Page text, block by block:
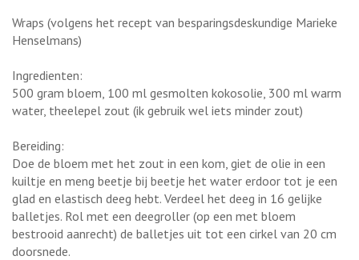
Wraps (volgens het recept van besparingsdeskundige Marieke
Henselmans)
Ingredienten:
500 gram bloem, 100 ml gesmolten kokosolie, 300 ml warm
water, theelepel zout (ik gebruik wel iets minder zout)
Bereiding:
Doe de bloem met het zout in een kom, giet de olie in een
kuiltje en meng beetje bij beetje het water erdoor tot je een
glad en elastisch deeg hebt. Verdeel het deeg in 16 gelijke
balletjes. Rol met een deegroller (op een met bloem
bestrooid aanrecht) de balletjes uit tot een cirkel van 20 cm
doorsnede.